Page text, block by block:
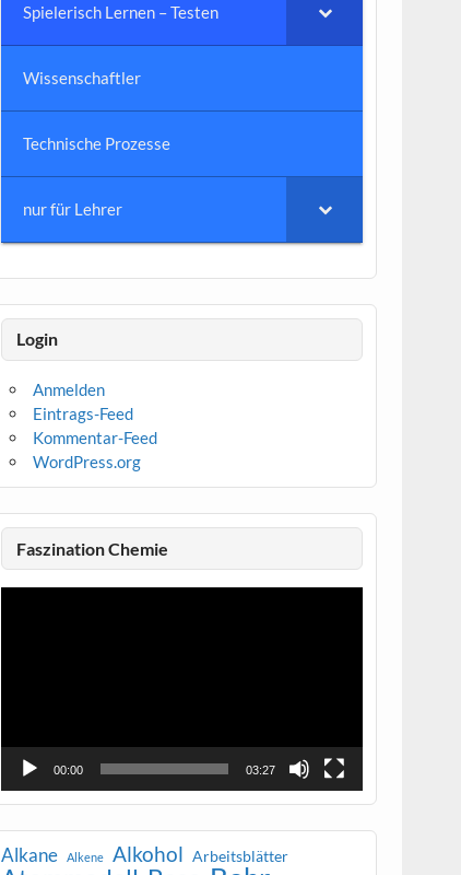
Spielerisch Lernen – Testen
Wissenschaftler
Technische Prozesse
nur für Lehrer
Login
Anmelden
Eintrags-Feed
Kommentar-Feed
WordPress.org
Faszination Chemie
Video-
00:00 03:27
Alkane Alkene Alkohol Arbeitsblätter